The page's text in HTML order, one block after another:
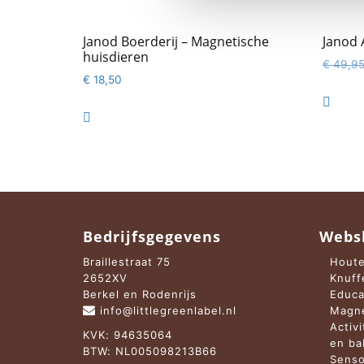
Janod Boerderij – Magnetische
huisdieren
€ 18,50

Janod
€49,95

Bedrijfsgegevens
Braillestraat 75
2652XV
Berkel en Rodenrijs
info@littlegreenlabel.nl
KVK: 94635064
BTW: NL005098213B66
en